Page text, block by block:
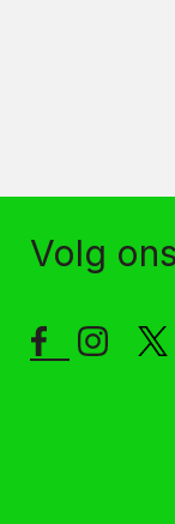
Volg ons